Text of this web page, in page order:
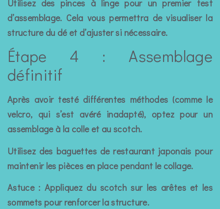
Utilisez des pinces à linge pour un premier test
d’assemblage. Cela vous permettra de visualiser la
structure du dé et d’ajuster si nécessaire.
Étape 4 : Assemblage
définitif
Après avoir testé différentes méthodes (comme le
velcro, qui s’est avéré inadapté), optez pour un
assemblage à la colle et au scotch.
Utilisez des baguettes de restaurant japonais pour
maintenir les pièces en place pendant le collage.
Astuce : Appliquez du scotch sur les arêtes et les
sommets pour renforcer la structure.